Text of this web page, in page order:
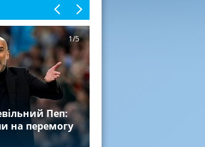
Пеп:
на перемогу
1/5